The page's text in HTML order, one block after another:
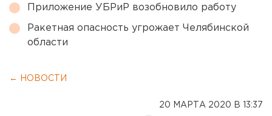
Приложение УБРиР возобновило работу
Ракетная опасность угрожает Челябинской
области
← НОВОСТИ
20 МАРТА 2020 В 13:37